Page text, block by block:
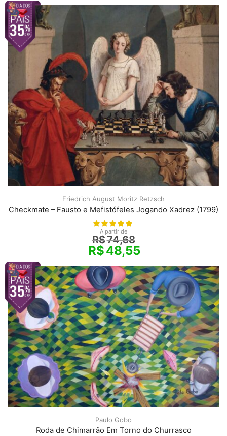
Friedrich August Moritz Retzsch
Checkmate – Fausto e Mefistófeles Jogando Xadrez (1799)
A partir de
R$74,68
R$48,55
Paulo Gobo
Roda de Chimarrão Em Torno do Churrasco